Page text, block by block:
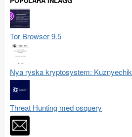
Tor Browser 9.5
Nya ryska kryptosystem: Kuznyechik
Threat Hunting med osquery